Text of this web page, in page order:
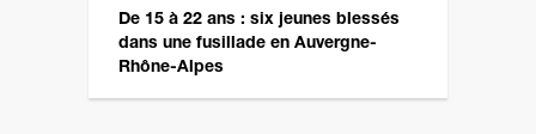
De 15 à 22 ans : six jeunes blessés
dans une fusillade en Auvergne-
Rhône-Alpes